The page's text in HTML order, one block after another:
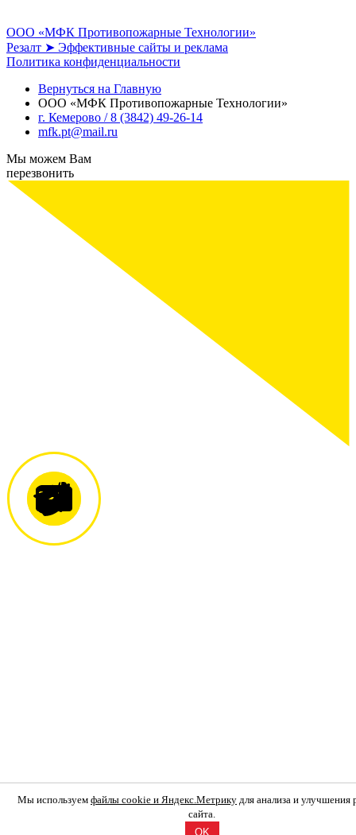
ООО «МФК Противопожарные Технологии»
Резалт ➤ Эффективные сайты и реклама
Политика конфиденциальности
Вернуться на Главную
ООО «МФК Противопожарные Технологии»
г. Кемерово / 8 (3842) 49-26-14
mfk.pt@mail.ru
Мы можем Вам
перезвонить
Мы используем файлы cookie и Яндекс.Метрику для анализа и улучшения
сайта.
OK